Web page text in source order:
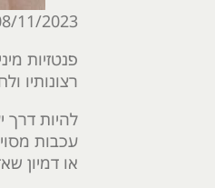
11/2023
פנטזיות
רצונותיו
להיות דרך
עכבות
או דמיון